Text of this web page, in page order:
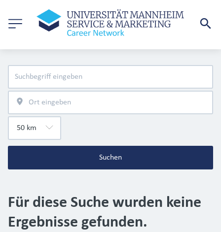
Suchen
Für diese Suche wurden keine
Ergebnisse gefunden.